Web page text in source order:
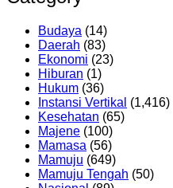
Budaya (14)
Daerah (83)
Ekonomi (23)
Hiburan (1)
Hukum (36)
Instansi Vertikal (1,416)
Kesehatan (65)
Majene (100)
Mamasa (56)
Mamuju (649)
Mamuju Tengah (50)